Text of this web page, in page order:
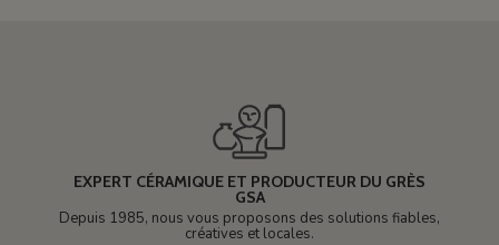
EXPERT CÉRAMIQUE ET PRODUCTEUR DU GRÈS
GSA
Depuis 1985, nous vous proposons des solutions fiables,
créatives et locales.